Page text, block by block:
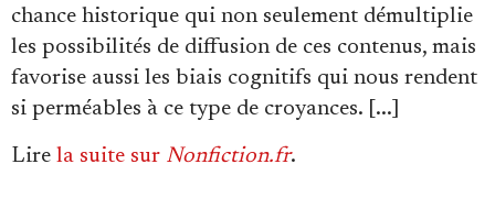
chance historique qui non seulement démultiplie
les possibilités de diffusion de ces contenus, mais
favorise aussi les biais cognitifs qui nous rendent
si perméables à ce type de croyances. [...]
Lire la suite sur Nonfiction.fr.